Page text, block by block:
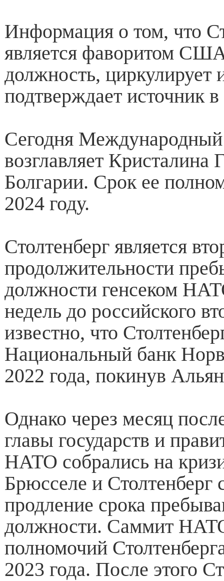
Информация о том, что
является фаворитом
должность,
подтверждает источник
Сегодня
возглавляет Кристалина
Болгарии. Срок ее
2024 году.
Столтенберг является
продолжительности
должности генсеком
недель до российского
известно, что
Национальный банк
2022 года, покинув
Однако через месяц
главы государств и
НАТО собрались на
Брюсселе и Столтенберг
продление срока
должности. Саммит
полномочий
2023 года. После этого